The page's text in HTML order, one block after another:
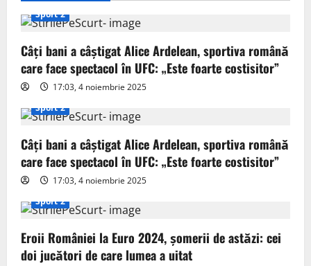
g
a
t
i
o
n
Sport 2
Câți bani a câștigat Alice Ardelean, sportiva română
care face spectacol în UFC: „Este foarte costisitor”
17:03, 4 noiembrie 2025
Sport 2
Câți bani a câștigat Alice Ardelean, sportiva română
care face spectacol în UFC: „Este foarte costisitor”
17:03, 4 noiembrie 2025
Sport 2
Eroii României la Euro 2024, șomerii de astăzi: cei
doi jucători de care lumea a uitat